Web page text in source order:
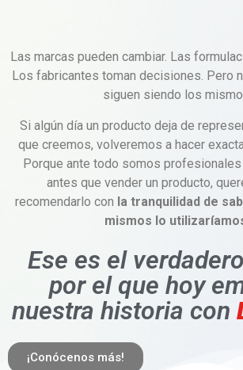
Las marcas pueden cambiar. Las
Los fabricantes toman decisiones. Pero
siguen siendo los
Si algún día un producto deja de
que creemos, volveremos a hacer
Porque ante todo somos
antes que vender un producto,
recomendarlo con la tranquilidad de
mismos lo
Ese es el
por el que hoy
nuestra historia con
¡Conócenos más!